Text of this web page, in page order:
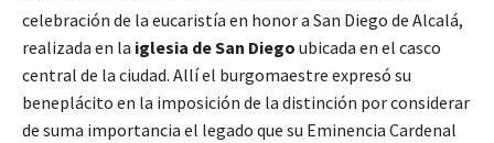
celebración de la eucaristía en honor a San Diego de Alcalá,
realizada en la iglesia de San Diego ubicada en el casco
central de la ciudad. Allí el burgomaestre expresó su
beneplácito en la imposición de la distinción por considerar
de suma importancia el legado que su Eminencia Cardenal